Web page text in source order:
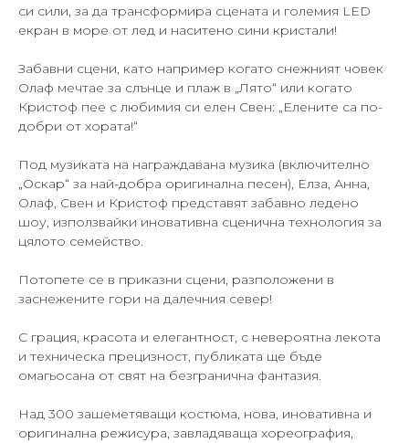
си сили, за да трансформира сцената и големия LED
екран в море от лед и наситено сини кристали!
Забавни сцени, като например когато снежният човек
Олаф мечтае за слънце и плаж в „Лято“ или когато
Кристоф пее с любимия си елен Свен: „Елените са по-
добри от хората!“
Под музиката на награждавана музика (включително
„Оскар“ за най-добра оригинална песен), Елза, Анна,
Олаф, Свен и Кристоф представят забавно ледено
шоу, използвайки иновативна сценична технология за
цялото семейство.
Потопете се в приказни сцени, разположени в
заснежените гори на далечния север!
С грация, красота и елегантност, с невероятна лекота
и техническа прецизност, публиката ще бъде
омагьосана от свят на безгранична фантазия.
Над 300 зашеметяващи костюма, нова, иновативна и
оригинална режисура, завладяваща хореография,